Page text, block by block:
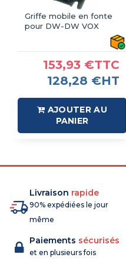
Griffe mobile en fonte
pour DW-DW VOX
153,93 €TTC
128,28 €HT
AJOUTER AU
PANIER
Livraison rapide
90% expédiées le jour
même
Paiements sécurisés
et en plusieurs fois